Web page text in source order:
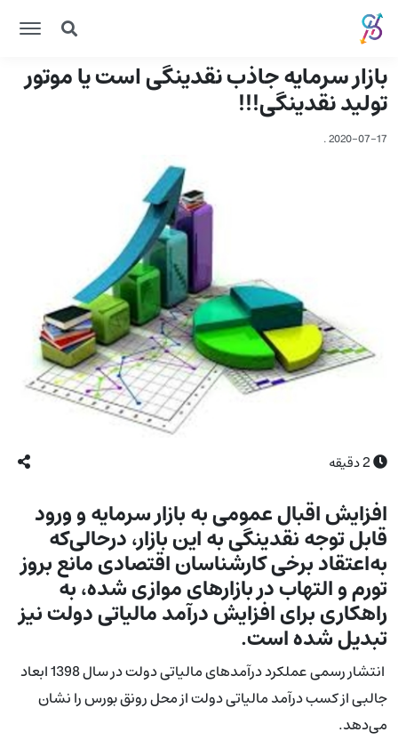
بازار سرمایه جاذب نقدینگی است یا موتور
تولید نقدینگی!!!
2020-07-17
.
2دقیقه
افزایش اقبال عمومی به بازار سرمایه و ورود
قابل توجه نقدینگی به این بازار، درحالی‌که
به‌اعتقاد برخی کارشناسان اقتصادی مانع بروز
تورم و التهاب در بازارهای موازی شده، به
راهکاری برای افزایش درآمد مالیاتی دولت نیز
تبدیل شده است.
انتشار رسمی عملکرد درآمدهای مالیاتی دولت در سال 1398 ابعاد
جالبی از کسب درآمد مالیاتی دولت از محل رونق بورس را نشان
می‌دهد.